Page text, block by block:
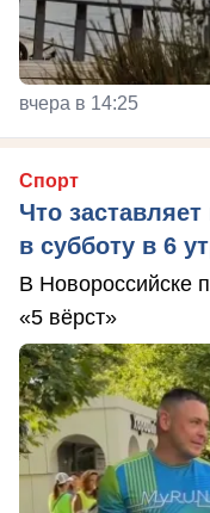
вчера в 14:25
Спорт
Что
в субботу в 6
В Новороссийске
«5 вёрст»